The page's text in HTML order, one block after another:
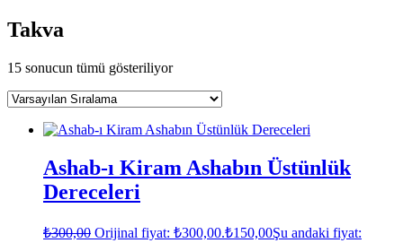
Takva
15 sonucun tümü gösteriliyor
Ashab-ı Kiram Ashabın Üstünlük
Dereceleri
₺300,00 Orijinal fiyat: ₺300,00.₺150,00Şu andaki fiyat: